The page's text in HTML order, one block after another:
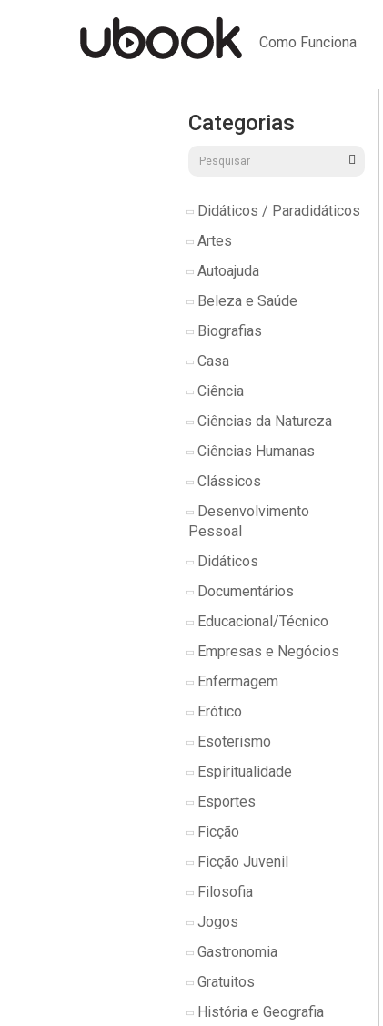
Como Funciona
Categorias
Didáticos / Paradidáticos
Artes
Autoajuda
Beleza e Saúde
Biografias
Casa
Ciência
Ciências da Natureza
Ciências Humanas
Clássicos
Desenvolvimento
Pessoal
Didáticos
Documentários
Educacional/Técnico
Empresas e Negócios
Enfermagem
Erótico
Esoterismo
Espiritualidade
Esportes
Ficção
Ficção Juvenil
Filosofia
Jogos
Gastronomia
Gratuitos
História e Geografia